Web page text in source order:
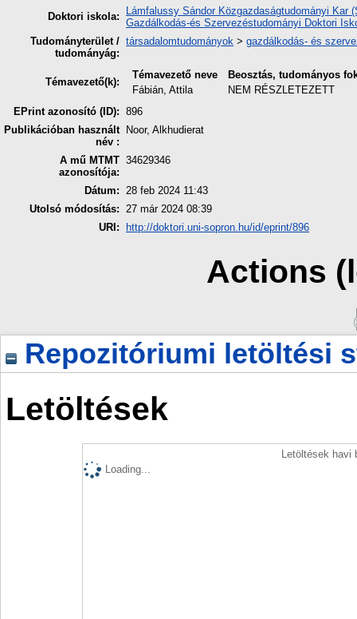
Doktori iskola:
Lámfalussy Sándor Közgazdaságtudományi Kar
Gazdálkodás-és Szervezéstudományi Doktori
Tudományterület /
tudományág:
társadalomtudományok > gazdálkodás- és
Témavezető(k):
Témavezető neve
Beosztás, tudományos
Fábián, Attila
NEM RÉSZLETEZETT
EPrint azonosító (ID): 896
Publikációban használt
név :
Noor, Alkhudierat
A mű MTMT
azonosítója:
34629346
Dátum: 28 feb 2024 11:43
Utolsó módosítás: 27 már 2024 08:39
URI:
http://doktori.uni-sopron.hu/id/eprint/896
Actions
Repozitóriumi letöltési
Letöltések
Letöltések
Loading...